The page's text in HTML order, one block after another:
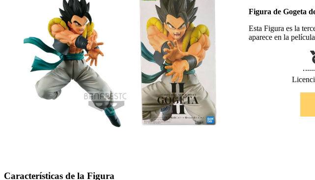
Figura de Gogeta
Esta Figura es la
aparece en la
Características de la Figura